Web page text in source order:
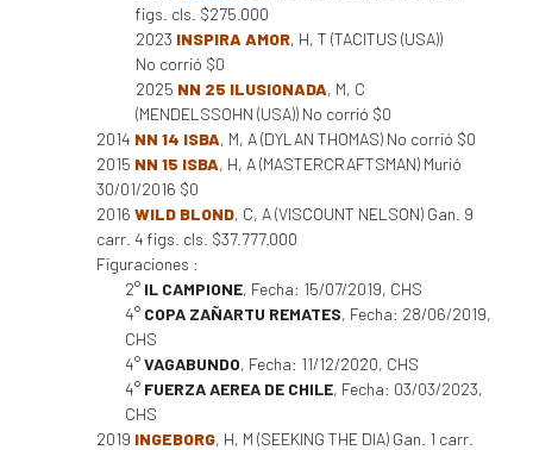
figs. cls. $275.000
2023 INSPIRA AMOR, H, T (TACITUS (USA))
No corrió $0
2025 NN 25 ILUSIONADA, M, C
(MENDELSSOHN (USA)) No corrió $0
2014 NN 14 ISBA, M, A (DYLAN THOMAS) No corrió $0
2015 NN 15 ISBA, H, A (MASTERCRAFTSMAN) Murió
30/01/2016 $0
2016 WILD BLOND, C, A (VISCOUNT NELSON) Gan. 9
carr. 4 figs. cls. $37.777.000
Figuraciones :
2° IL CAMPIONE, Fecha: 15/07/2019, CHS
4° COPA ZAÑARTU REMATES, Fecha: 28/06/2019,
CHS
4°VAGABUNDO, Fecha: 11/12/2020, CHS
4° FUERZA AEREA DE CHILE, Fecha: 03/03/2023,
CHS
2019 INGEBORG, H, M (SEEKING THE DIA) Gan. 1 carr.